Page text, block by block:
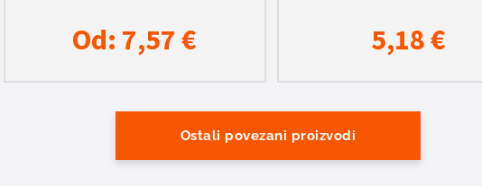
Od:7,57€ 5,18€
Ostali povezani proizvodi